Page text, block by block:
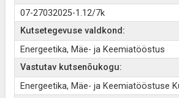
07-27032025-1.12/7k
Kutsetegevuse valdkond:
Energeetika, Mäe- ja Keemiatööstus
Vastutav kutsenõukogu:
Energeetika, Mäe- ja Keemiatööstuse